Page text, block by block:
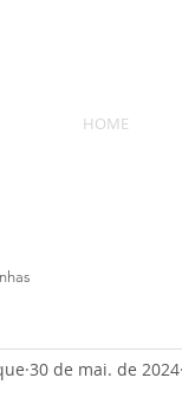
HOME
30 de mai. de 2024